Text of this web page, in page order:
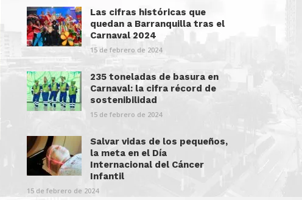
Las cifras históricas que
quedan a Barranquilla tras el
Carnaval 2024
15 de febrero de 2024
235 toneladas de basura en
Carnaval: la cifra récord de
sostenibilidad
15 de febrero de 2024
Salvar vidas de los pequeños,
la meta en el Día
Internacional del Cáncer
Infantil
15 de febrero de 2024